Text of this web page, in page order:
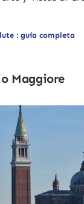
: guía completa
Maggiore